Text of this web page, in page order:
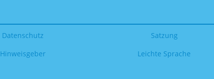
Datenschutz Satzung
Hinweisgeber Leichte Sprache